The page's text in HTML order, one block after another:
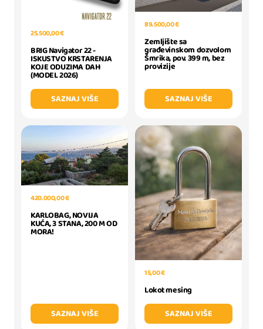
25.500,00 €
BRIG Navigator 22 -
ISKUSTVO KRSTARENJA
KOJE ODUZIMA DAH
(MODEL 2026)
SAZNAJ VIŠE
89.500,00 €
Zemljište sa
građevinskom dozvolom
Šmrika, pov. 399 m, bez
provizije
SAZNAJ VIŠE
420.000,00 €
KARLOBAG, NOVIJA
KUĆA, 3 STANA, 200 M OD
MORA!
SAZNAJ VIŠE
15,00 €
Lokot mesing
SAZNAJ VIŠE